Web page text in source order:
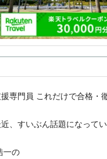
専門員 これだけで合格・
近、すいぶん話題になって
一の